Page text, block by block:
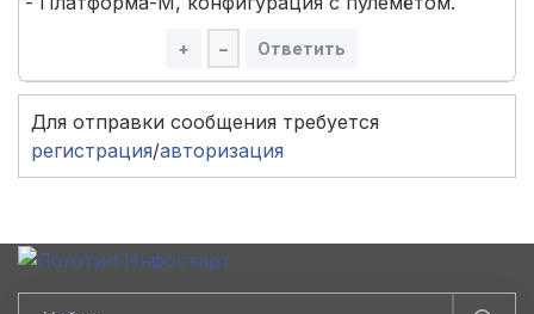
+ – Ответить
Для отправки сообщения требуется
регистрация/авторизация